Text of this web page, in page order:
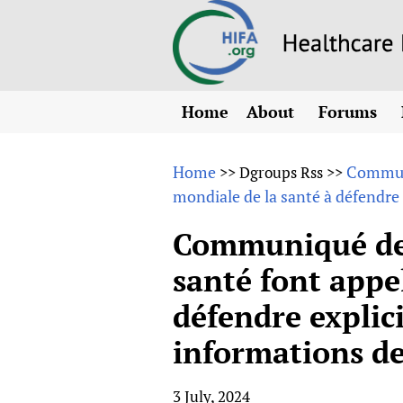
Home
About
Why HIFA is needed
Vision and Strategy
HIFA, Universal
Human Rights
HIFA in Official
Achievements
Testimonials
HIFA Voices database
HIFA & global health
Forums
All)
How to
HIFA-
HIFA-
HIFA-
HIFA-
Home >>Dgroups Rss >>
mondiale de la santé à
Communiqué
santé font
défendre
informations
3 July, 2024